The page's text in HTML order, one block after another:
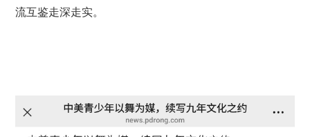
流互鉴走深走实。